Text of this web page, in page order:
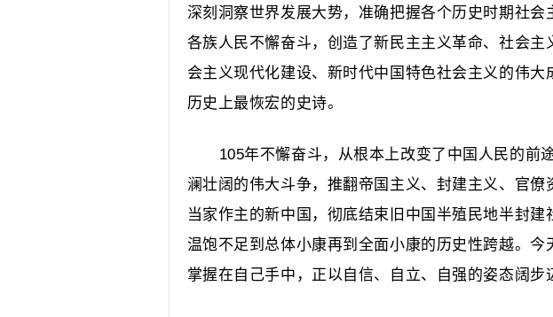
深刻洞察世界发展大势，准确把握各个历史时期社会
各族人民不懈奋斗，创造了新民主主义革命、社会主
会主义现代化建设、新时代中国特色社会主义的伟
历史上最恢宏的史诗。
105年不懈奋斗，从根本上改变了中国人民的前途
澜壮阔的伟大斗争，推翻帝国主义、封建主义、官僚
当家作主的新中国，彻底结束旧中国半殖民地半封
温饱不足到总体小康再到全面小康的历史性跨越。今
掌握在自己手中，正以自信、自立、自强的姿态阔步